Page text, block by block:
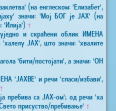
(на енглеском: 'Елизабет',
значи: 'Мој БОГ је ЈАХ' (на
'Илија') ↑
и скраћени облик ИМЕНА
ЈАХ', што значи: 'хвалите
'бити/постојати', а значи: 'ОН
'ЈАХВЕ' и речи 'спаси/избави',
↑
пребива са ЈАХ-ом'; од речи 'ха
присуство/пребивање' ↑